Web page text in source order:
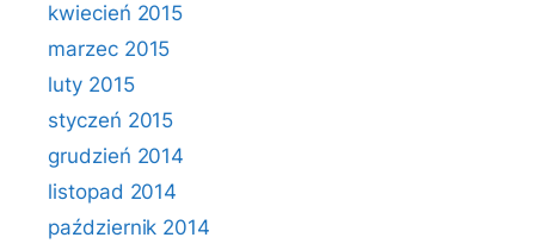
kwiecień 2015
marzec 2015
luty 2015
styczeń 2015
grudzień 2014
listopad 2014
październik 2014